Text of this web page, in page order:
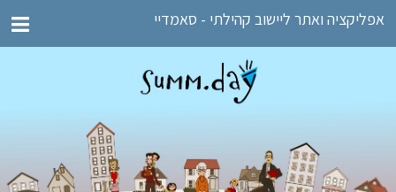
אפליקציה ואתר ליישוב קהילתי - סאמדיי